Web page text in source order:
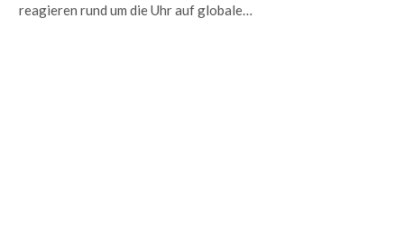
reagieren rund um die Uhr auf globale…